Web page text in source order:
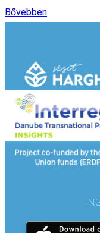
Bővebben